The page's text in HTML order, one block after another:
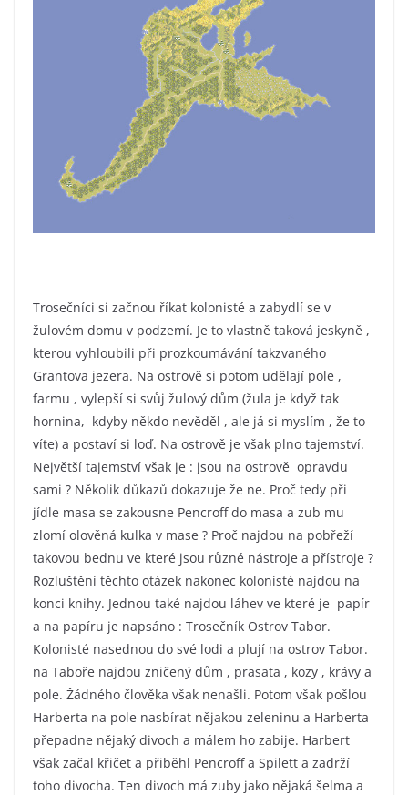
Trosečníci si začnou říkat kolonisté a zabydlí se v
žulovém domu v podzemí. Je to vlastně taková jeskyně ,
kterou vyhloubili při prozkoumávání takzvaného
Grantova jezera. Na ostrově si potom udělají pole ,
farmu , vylepší si svůj žulový dům (žula je když tak
hornina, kdyby někdo nevěděl , ale já si myslím , že to
víte) a postaví si loď. Na ostrově je však plno tajemství.
Největší tajemství však je : jsou na ostrově opravdu
sami ? Několik důkazů dokazuje že ne. Proč tedy při
jídle masa se zakousne Pencroff do masa a zub mu
zlomí olověná kulka v mase ? Proč najdou na pobřeží
takovou bednu ve které jsou různé nástroje a přístroje ?
Rozluštění těchto otázek nakonec kolonisté najdou na
konci knihy. Jednou také najdou láhev ve které je papír
a na papíru je napsáno : Trosečník Ostrov Tabor.
Kolonisté nasednou do své lodi a plují na ostrov Tabor.
na Taboře najdou zničený dům , prasata , kozy , krávy a
pole. Žádného člověka však nenašli. Potom však pošlou
Harberta na pole nasbírat nějakou zeleninu a Harberta
přepadne nějaký divoch a málem ho zabije. Harbert
však začal křičet a přiběhl Pencroff a Spilett a zadrží
toho divocha. Ten divoch má zuby jako nějaká šelma a